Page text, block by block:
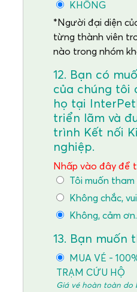
KHÔNG
*Người đại diện
từng thành viên
nào trong nhóm
12. Bạn có
của chúng tôi
họ tại
triển lãm và
trình Kết nối
nghiệp.
Nhấp vào đây để
Tôi muốn
Không chắc,
Không, cảm ơn.
13. Bạn muốn
MUA VÉ -
TRẠM CỨU HỘ
Giá vé hoàn toàn do